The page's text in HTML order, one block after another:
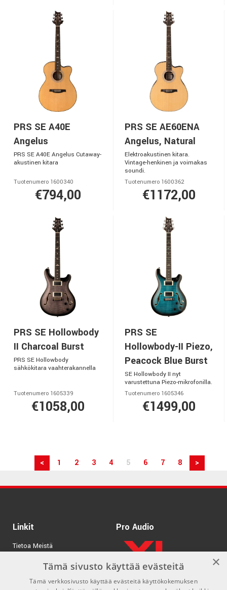
PRS SE A40E
Angelus
PRS SE A40E Angelus Cutaway-
akustinen kitara
Tuotenumero 1600340
€794,00
PRS SE AE60ENA
Angelus, Natural
Elektroakustinen kitara.
Vintage-henkinen ja voimakas
soundi.
Tuotenumero 1600362
€1172,00
PRS SE Hollowbody
II Charcoal Burst
PRS SE Hollowbody
sähkökitara vaahterakannella
Tuotenumero 1605339
€1058,00
PRS SE
Hollowbody-II Piezo,
Peacock Blue Burst
SE Hollowbody II nyt
varustettuna Piezo-mikrofonilla.
Tuotenumero 1605346
€1499,00
< 1 2 3 4 5 6 7 8 >
Linkit
Tietoa Meistä
Tuotemerkit
Kirjaudu
Pro Audio
×
Tämä sivusto käyttää evästeitä
Tämä verkkosivusto käyttää evästeitä käyttökokemuksen